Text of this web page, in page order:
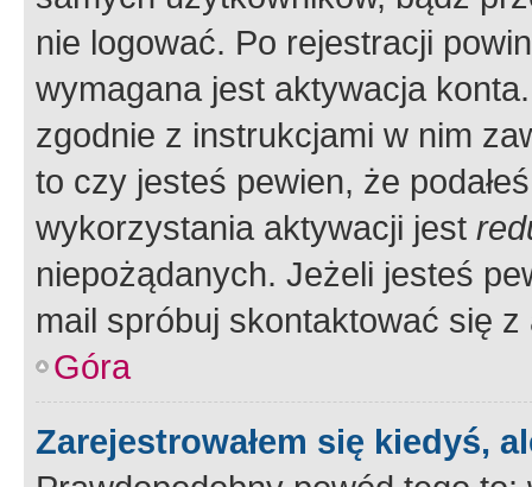
nie logować. Po rejestracji
wymagana jest aktywacja
zgodnie z instrukcjami w nim
to czy jesteś pewien, że
wykorzystania aktywacji jest
niepożądanych. Jeżeli jesteś
mail spróbuj skontaktować się
Góra
Zarejestrowałem się kiedyś,